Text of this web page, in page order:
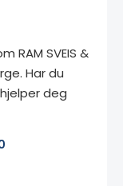
RAM SVEIS &
Har du
deg